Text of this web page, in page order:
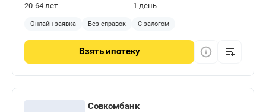
20-64 лет
1 день
Онлайн заявка Без справок С залогом
Взятьипотеку
Совкомбанк